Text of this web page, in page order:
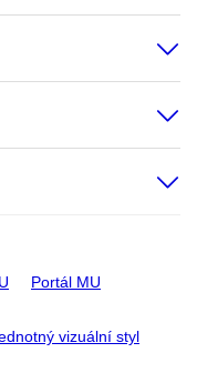
Portál MU
vizuální styl